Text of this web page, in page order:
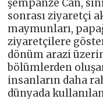
şempanze Can,
sonrası ziyaretçi
maymunları,
ziyaretçilere
dönüm arazi
bölümlerden
insanların daha
dünyada